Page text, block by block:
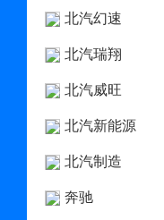
北汽幻速
北汽瑞翔
北汽威旺
北汽新能源
北汽制造
奔驰